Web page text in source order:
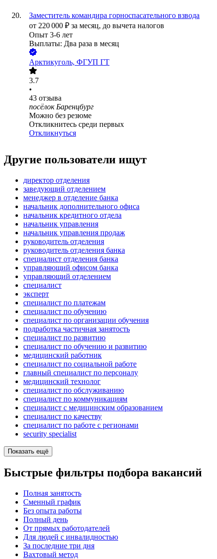
Заместитель командира горноспасательного взвода
от 220 000 ₽ за месяц, до вычета налогов
Опыт 3-6 лет
Выплаты: Два раза в месяц
Арктикуголь, ФГУП ГТ
3.7
•
43 отзыва
посёлок Баренцбург
Можно без резюме
Откликнитесь среди первых
Откликнуться
Другие пользователи ищут
директор отделения
заведующий отделением
менеджер в отделение банка
начальник дополнительного офиса
начальник кредитного отдела
начальник управления
начальник управления продаж
руководитель отделения
руководитель отделения банка
специалист отделения банка
управляющий офисом банка
управляющий отделением
специалист
эксперт
специалист по платежам
специалист по обучению
специалист по организации обучения
подработка частичная занятость
специалист по развитию
специалист по обучению и развитию
медицинский работник
специалист по социальной работе
главный специалист по персоналу
медицинский технолог
специалист по обслуживанию
специалист по коммуникациям
специалист с медицинским образованием
специалист по качеству
специалист по работе с регионами
security specialist
Показать ещё
Быстрые фильтры подбора вакансий
Полная занятость
Сменный график
Без опыта работы
Полный день
От прямых работодателей
Для людей с инвалидностью
За последние три дня
Вахтовый метод